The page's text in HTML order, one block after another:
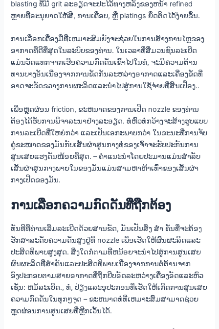
blasting ທີ່ມີ grit ລະອຽດຈະປະໄວ້ທາງຫລັງຂອງຫນ້າ refined
ຫຼາຍທີ່ອະນຸຍາດໃຫ້ສີ, ການເຄືອບ, ຫຼື platings ຍຶດຕິດໄດ້ງ່າຍຂຶ້ນ.
ການ​ເລືອກ​ເຄື່ອງ​ມື​ທີ່​ເຫມາະ​ສົມ​ຍັງ​ຈະ​ຊ່ວຍ​ໃນ​ການ​ສ້າງ​ການ​ໄຫຼ​ຂອງ​
ອາ​ກາດ​ທີ່​ດີ​ທີ່​ສຸດ​ໃນ​ລະ​ບົບ​ຂອງ​ທ່ານ​. ໃນເວລາທີ່ສື່ມວນຊົນລະເບີດ
ແມ່ນວັດແທກຈາກເຮືອຄວາມກົດດັນເຂົ້າໄປໃນທໍ່, ຈະມີຄວາມຕ້ານ
ທານບາງອັນເນື່ອງຈາກການຂັດກັນລະຫວ່າງອາກາດແລະເຄື່ອງຂັດທີ່
ອາດຈະຂັດຂວາງການຜະລິດແລະນໍາໄປສູ່ການໃຊ້ຈ່າຍທີ່ສິ້ນເປືອງ..
ເພື່ອຫຼຸດຜ່ອນ friction, ຂະຫນາດຂອງການເປີດ nozzle ຂອງທ່ານ
ຕ້ອງໄດ້ຮັບການພິຈາລະນາຢ່າງລະອຽດ. ທໍ່ຫົວທໍ່ກວ້າງຈະສ້າງຮູບແບບ
ການລະເບີດທີ່ໃຫຍ່ກວ່າ ແລະເປັນເອກະພາບກວ່າ ໃນຂະນະທີ່ການຈັບ
ຄູ່ຂະໜາດຂອງມັນກັບເສັ້ນຜ່າສູນກາງທໍ່ຂອງເຈົ້າຈະຮັບປະກັນການ
ສູນເສຍແຮງດັນໜ້ອຍທີ່ສຸດ. – ຄໍາແນະນໍາໂດຍປະມານແມ່ນສໍາລັບ
ເສັ້ນຜ່າສູນກາງພາຍໃນຂອງມັນແມ່ນສາມຫາຫ້າເທົ່າຂອງເສັ້ນຜ່າ
ກາງເປີດຂອງມັນ.
ການເລືອກຄວາມກົດດັນທີ່ຖືກຕ້ອງ
ທັນທີທີ່ທ່ານເລີ່ມລະເບີດດ້ວຍສານຂັດ, ມັນເປັນສິ່ງ ສຳ ຄັນທີ່ຈະຕ້ອງ
ຮັກສາລະດັບຄວາມດັນສູງຢູ່ທີ່ nozzle ເພື່ອເຮັດໃຫ້ຜົນຜະລິດແລະ
ປະສິດທິພາບສູງສຸດ. ສິ່ງໃດກໍ່ຕາມທີ່ຫນ້ອຍຈະນໍາໄປສູ່ການສູນເສຍ
ຜົນຜະລິດທີ່ສໍາຄັນແລະປະສິດທິພາບເນື່ອງຈາກການຕໍ່ຕ້ານຈາກ
ອົງປະກອບຕາມສາຍອາກາດທີ່ຖືກບີບອັດລະຫວ່າງເຄື່ອງອັດແລະຫົວ
ເຊັ່ນ: ຫມໍ້ລະເບີດ., ທໍ່, ປ່ຽງແລະອຸປະກອນທີ່ເຮັດໃຫ້ເກີດການສູນເສຍ
ຄວາມກົດດັນໃນທຸກໆຈຸດ – ຂະຫນາດທໍ່ທີ່ເຫມາະສົມສາມາດຊ່ວຍ
ຫຼຸດຜ່ອນການສູນເສຍທີ່ຫຼີກເວັ້ນໄດ້.